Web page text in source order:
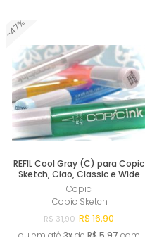
-47%
REFIL Cool Gray (C) para Copic
Sketch, Ciao, Classic e Wide
Copic
Copic Sketch
R$ 31,90 R$ 16,90